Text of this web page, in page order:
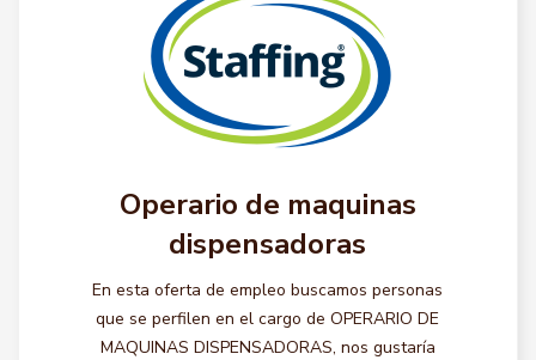
Operario de maquinas
dispensadoras
En esta oferta de empleo buscamos personas
que se perfilen en el cargo de OPERARIO DE
MAQUINAS DISPENSADORAS, nos gustaría